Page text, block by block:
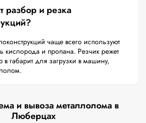
разбор и резка
чаще всего используют
кислорода и пропана. Резчик режет
в габарит для загрузки в машину,
и вывоза металлолома в
Люберцах